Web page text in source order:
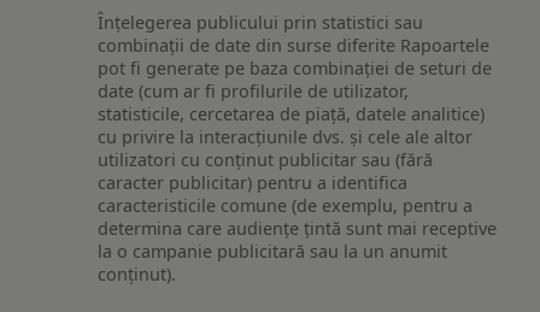
Înțelegerea publicului prin statistici sau
combinații de date din surse diferite Rapoartele
pot fi generate pe baza combinației de seturi de
date (cum ar fi profilurile de utilizator,
statisticile, cercetarea de piață, datele analitice)
cu privire la interacțiunile dvs. și cele ale altor
utilizatori cu conținut publicitar sau (fără
caracter publicitar) pentru a identifica
caracteristicile comune (de exemplu, pentru a
determina care audiențe țintă sunt mai receptive
la o campanie publicitară sau la un anumit
conținut).